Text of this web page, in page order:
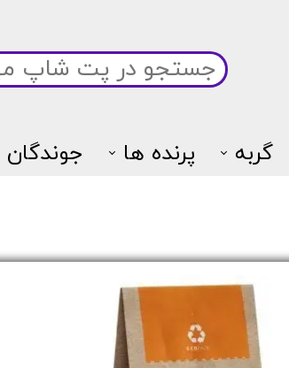
گربه پرنده ها جوندگان